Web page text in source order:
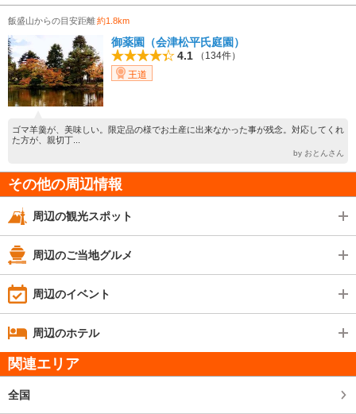
飯盛山からの目安距離約1.8km
御薬園（会津松平氏庭園）
4.1
（134件）
王道
ゴマ羊羹が、美味しい。限定品の様でお土産に出来なかった事が残念。対応してくれ
た方が、親切丁...
by おとんさん
その他の周辺情報
周辺の観光スポット
周辺のご当地グルメ
周辺のイベント
周辺のホテル
関連エリア
全国